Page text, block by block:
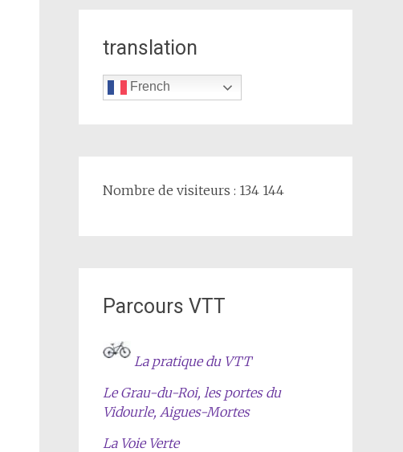
translation
French
Nombre de visiteurs : 134 144
Parcours VTT
La pratique du VTT
Le Grau-du-Roi, les portes du
Vidourle, Aigues-Mortes
La Voie Verte